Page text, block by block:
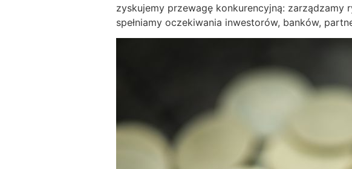
zyskujemy przewagę konkurencyjną:
spełniamy oczekiwania inwestorów, banków,